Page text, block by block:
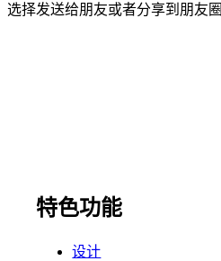
选择发送给朋友或者分享到朋友圈
特色功能
设计